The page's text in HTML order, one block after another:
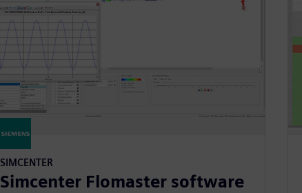
SIMCENTER
Simcenter Flomaster software